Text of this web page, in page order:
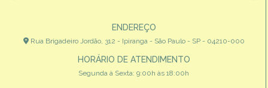
ENDEREÇO
Rua Brigadeiro Jordão, 312 - Ipiranga - São Paulo - SP - 04210-000
HORÁRIO DE ATENDIMENTO
Segunda à Sexta: 9:00h às 18:00h